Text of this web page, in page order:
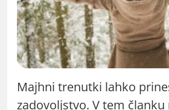
Majhni trenutki lahko
zadovoljstvo. V tem